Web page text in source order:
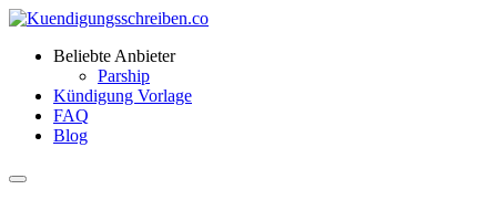
Beliebte Anbieter
Parship
Kündigung Vorlage
FAQ
Blog